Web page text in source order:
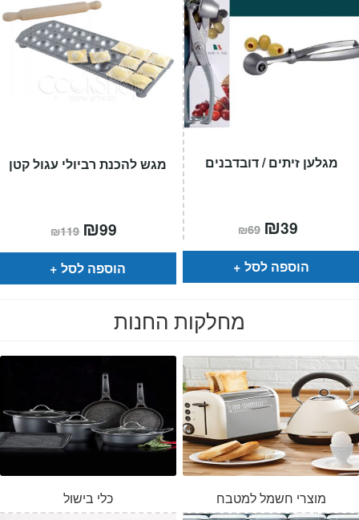
מגש להכנת רביולי עגול קטן
₪119 המחיר
המקורי
היה:
₪119.
₪99
הוא:
הוספה לסל
מגלען זיתים / דובדבנים
₪69 המחיר
המקורי
היה:
₪69.
₪39
הוא:
הוספה לסל
מחלקות החנות
כלי בישול מוצרי חשמל למטבח